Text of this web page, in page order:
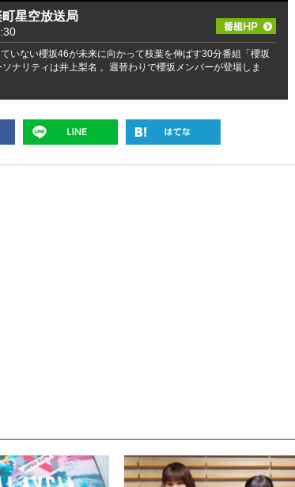
星空放送局
いない櫻坂46が未来に向かって枝葉を伸ばす30分番組「櫻坂
ナリティは井上梨名 。週替わりで櫻坂メンバーが登場しま